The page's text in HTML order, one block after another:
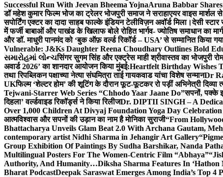
Successful Run With Jeevan Bheema YojnaAruna Babbar
डॉ महेश कुमार फिल्म भोज का ट्रेलर भोजपुरी समाज ने सराहाएयर वाइस मार्शल
सपोर्टिंग एक्टर का दादा साहब फाल्के इंडियन टेलीविज़न अवॉर्ड मिला।देसी स्टार
में फर्जी बाबाओं और पाखंड के खिलाफ बोले रोहित भार्गव- ज्योतिष समाधान का
और डॉ. माधुरी पानमंद को ‘बुक ऑफ़ वर्ल्ड रिकॉर्ड – USA’ से सम्मानित किया
Vulnerable: J&Ks Daughter Reena Choudhary Outlines Bold
સમારોહમાં લોન્ચसिंगर सुगम सिंह और एक्ट्रेस माही श्रीवास्तव का भोजपुरी
अवार्ड 2026’ का शानदार आयोजन किया मुंबई:Heartfelt Birthday Wishes
तथा रिपब्लिकन पक्षाच्या नेत्या संघमित्रा ताई गायकवाड यांचा विशेष सन्मानDr
UKफिल्म ‘शेल्टर होम’ की शूटिंग के दौरान फूट-फूटकर रो पड़ीं अभिनेत्री दिव्या
Tejwani-Starrer Web Series “Chhodo Yaar Jaane Do”सपनों, पक्के
दिहला’ वर्ल्डवाइड रिकॉर्ड्स ने किया रिलीजDr. DIPTII SINGH – A
Over 1,000 Children At Divyaj Foundation Yoga Day
आत्मविश्वास और सपनों की उड़ान का नाम है मोनिका सुराजी“From
Bhattacharya Unveils Glam Beat 2.0 With Archana Gautam,
contemporary artist Nidhi Sharma in Jehangir Art Gallery
Group Exhibition Of Paintings By Sudha Barshikar, Nanda
Multilingual Posters For The Women-Centric Film “Abhaya”
Authority, And Humanity…Diksha Sharma Features In ‘Hathon
Bharat PodcastDeepak Saraswat Emerges Among India’s Top 4